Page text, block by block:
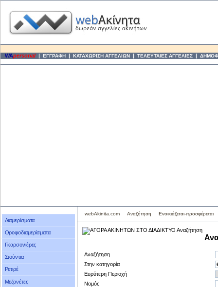
WApersonal | ΕΓΓΡΑΦΗ | ΚΑΤΑΧΩΡΙΣΗ ΑΓΓΕΛΙΩΝ | ΤΕΛΕΥΤΑΙΕΣ ΑΓΓΕΛΙΕΣ |
Διαμερίσματα
Οροφοδιαμερίσματα
Γκαρσονιέρες
Στούντια
Ρετιρέ
Μεζονέτες
webAkinita.com Αναζήτηση Ενοικιάζεται-προσφέρεται
Αναζήτηση
Στην κατηγορία
Ευρύτερη Περιοχή
Νομός